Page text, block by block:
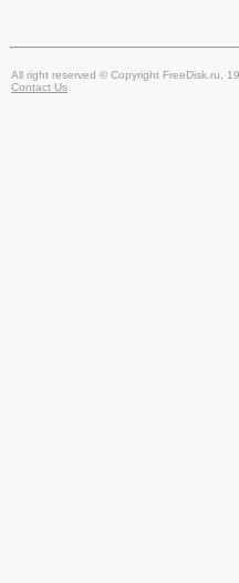
All right reserved © Copyright FreeDisk.ru,
Contact Us